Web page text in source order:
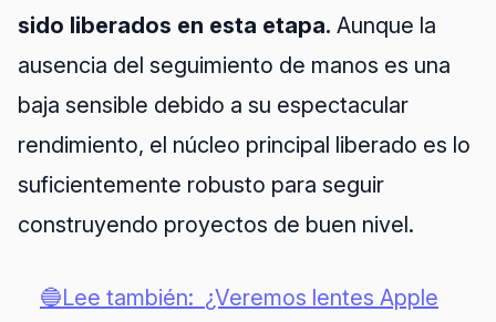
sido liberados en esta etapa. Aunque la
ausencia del seguimiento de manos es una
baja sensible debido a su espectacular
rendimiento, el núcleo principal liberado es lo
suficientemente robusto para seguir
construyendo proyectos de buen nivel.
🔵Lee también: ¿Veremos lentes Apple